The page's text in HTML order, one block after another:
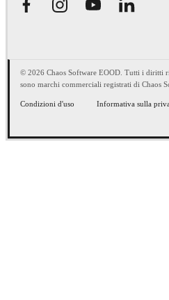
© 2026 Chaos Software EOOD. Tutti i diritti
sono marchi commerciali registrati di Chaos
Condizioni d'uso Informativa sulla